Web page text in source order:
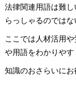
法律関連用語は難
らっしゃるのではな
ここでは人材活用
や用語をわかりやす
知識のおさらいにお